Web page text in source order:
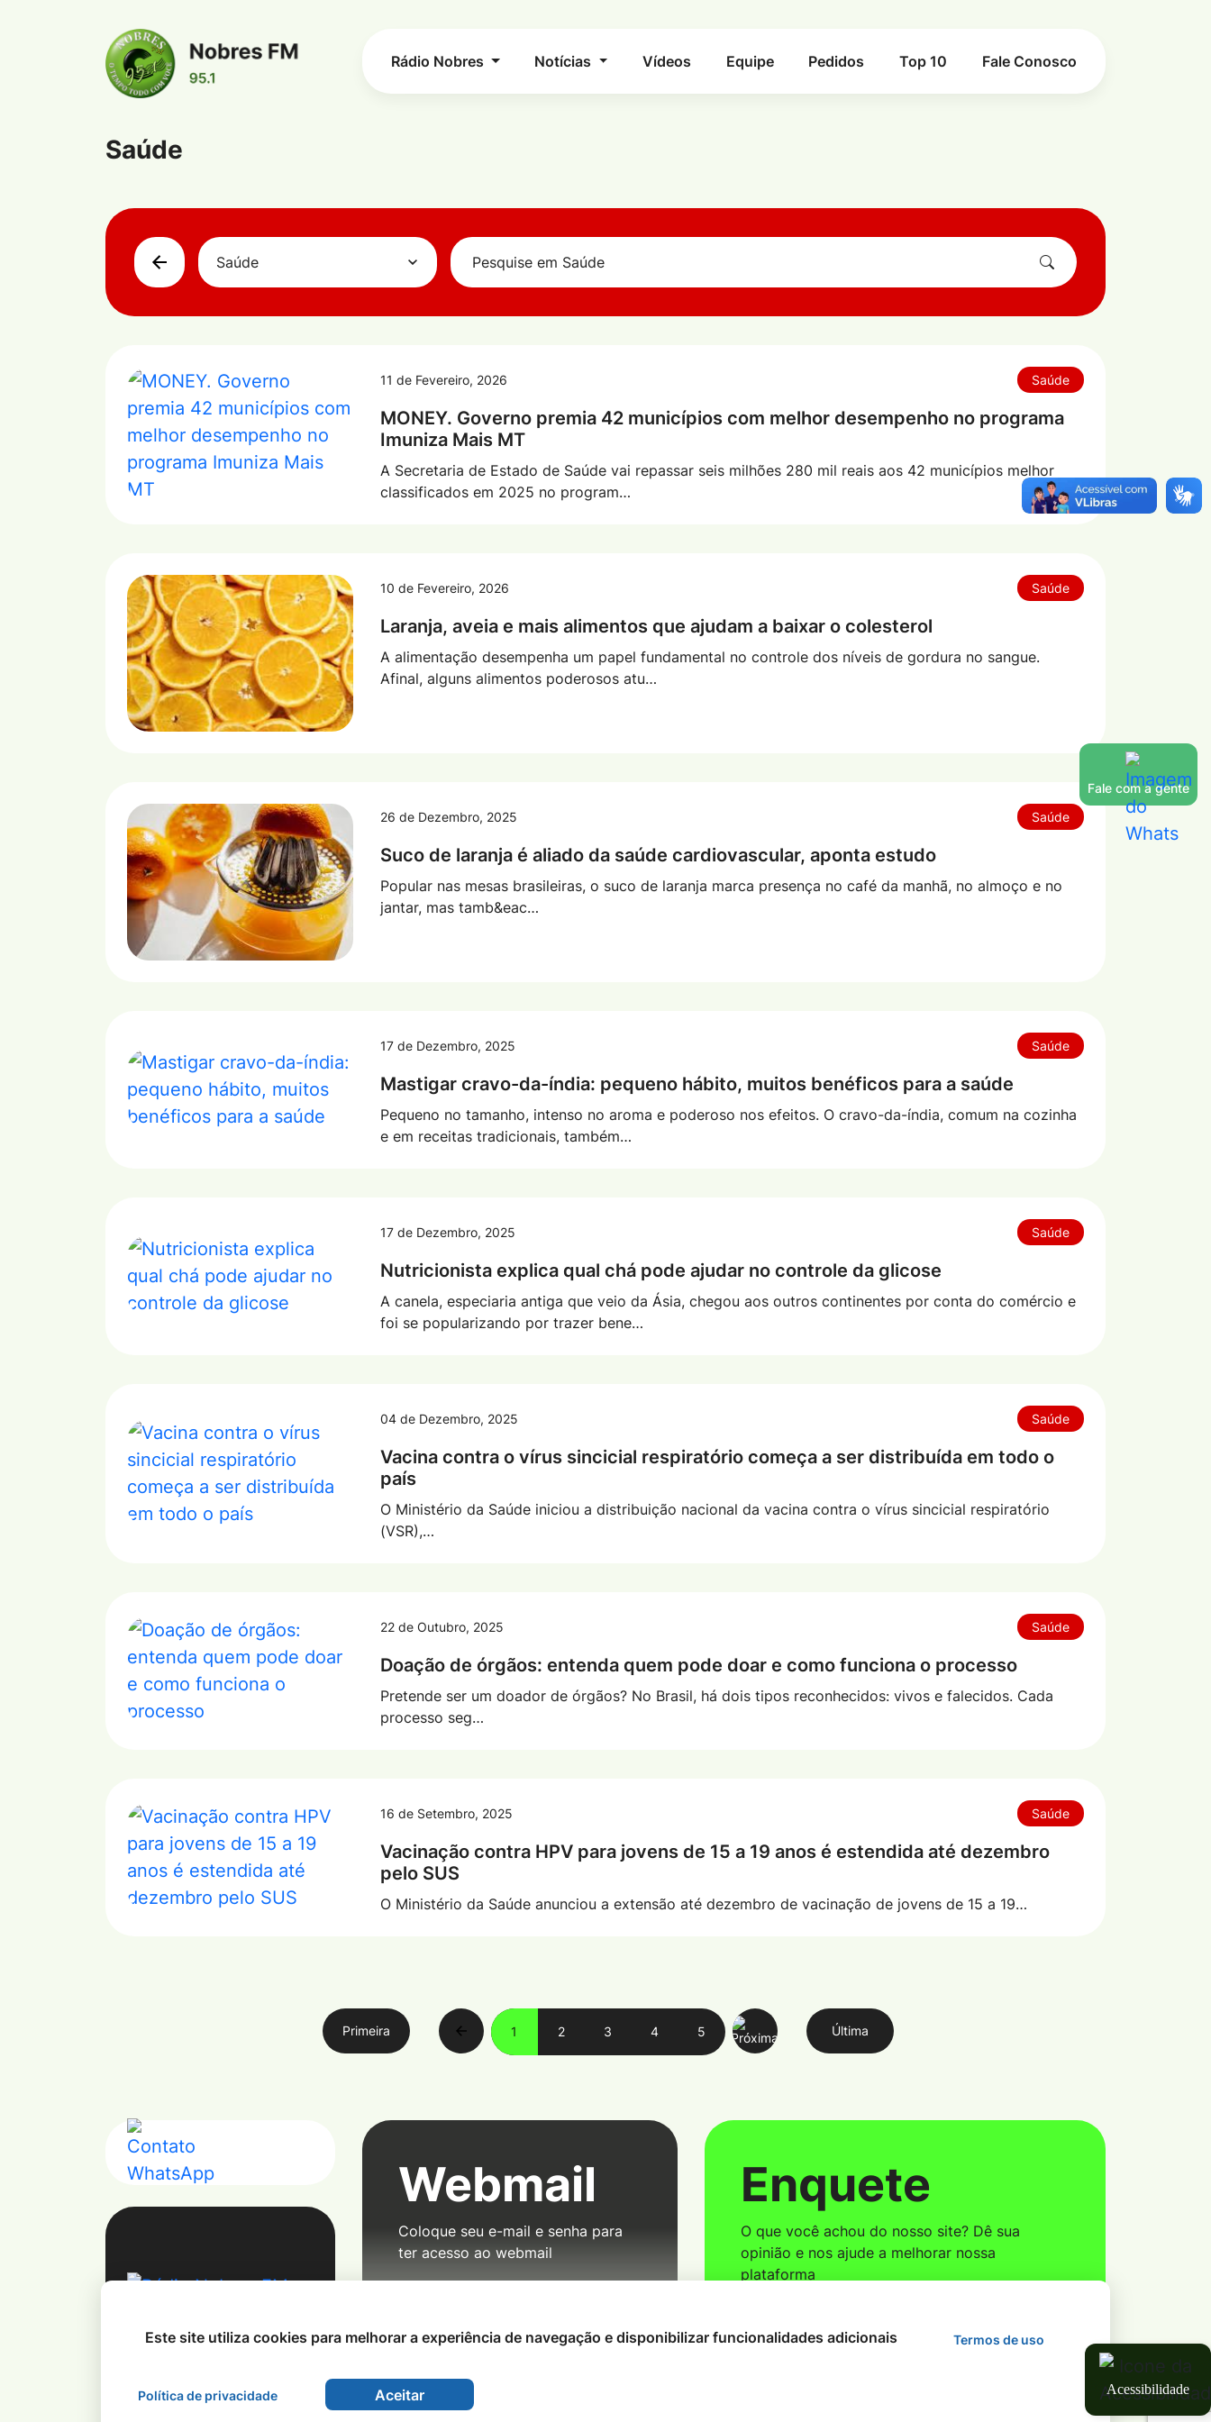
Rádio Nobres Notícias Vídeos Equipe Pedidos Top 10 Fale Conosco
Saúde
Saúde
11 de Fevereiro, 2026 Saúde
MONEY. Governo premia 42 municípios com melhor desempenho no programa
Imuniza Mais MT
A Secretaria de Estado de Saúde vai repassar seis milhões 280 mil reais aos 42 municípios melhor
classificados em 2025 no program…
10 de Fevereiro, 2026 Saúde
Laranja, aveia e mais alimentos que ajudam a baixar o colesterol
A alimentação desempenha um papel fundamental no controle dos níveis de gordura no sangue.
Afinal, alguns alimentos poderosos atu…
26 de Dezembro, 2025 Saúde
Suco de laranja é aliado da saúde cardiovascular, aponta estudo
Popular nas mesas brasileiras, o suco de laranja marca presença no café da manhã, no almoço e no
jantar, mas tamb&eac…
17 de Dezembro, 2025 Saúde
Mastigar cravo-da-índia: pequeno hábito, muitos benéficos para a saúde
Pequeno no tamanho, intenso no aroma e poderoso nos efeitos. O cravo-da-índia, comum na cozinha
e em receitas tradicionais, também…
17 de Dezembro, 2025 Saúde
Nutricionista explica qual chá pode ajudar no controle da glicose
A canela, especiaria antiga que veio da Ásia, chegou aos outros continentes por conta do comércio e
foi se popularizando por trazer bene…
04 de Dezembro, 2025 Saúde
Vacina contra o vírus sincicial respiratório começa a ser distribuída em todo o
país
O Ministério da Saúde iniciou a distribuição nacional da vacina contra o vírus sincicial respiratório
(VSR),…
22 de Outubro, 2025 Saúde
Doação de órgãos: entenda quem pode doar e como funciona o processo
Pretende ser um doador de órgãos? No Brasil, há dois tipos reconhecidos: vivos e falecidos. Cada
processo seg…
16 de Setembro, 2025 Saúde
Vacinação contra HPV para jovens de 15 a 19 anos é estendida até dezembro
pelo SUS
O Ministério da Saúde anunciou a extensão até dezembro de vacinação de jovens de 15 a 19…
Primeira 1 2 3 4 5 Última
Fale com a gente
Webmail
Coloque seu e-mail e senha para
ter acesso ao webmail
Enquete
O que você achou do nosso site? Dê sua
opinião e nos ajude a melhorar nossa
plataforma
Ver Parcial
Este site utiliza cookies para melhorar a experiência de navegação e disponibilizar funcionalidades adicionais Termos de uso
Política de privacidade Aceitar Acessibilidade